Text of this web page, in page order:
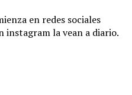
en redes sociales
instagram la vean a diario.